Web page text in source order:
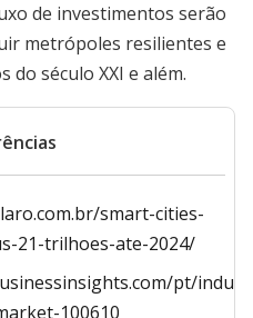
de investimentos serão
metrópoles resilientes e
do século XXI e além.
smart-cities-
21-trilhoes-ate-2024/
pt/
100610